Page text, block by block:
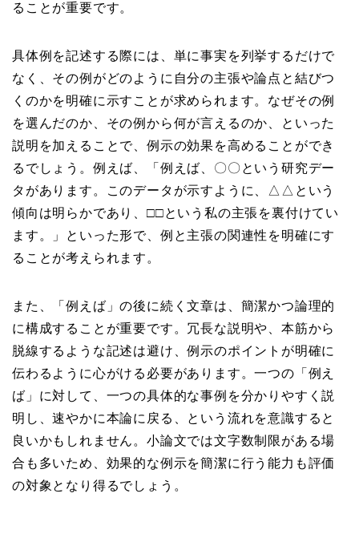
ることが重要です。
具体例を記述する際には、単に事実を列挙するだけで
なく、その例がどのように自分の主張や論点と結びつ
くのかを明確に示すことが求められます。なぜその例
を選んだのか、その例から何が言えるのか、といった
説明を加えることで、例示の効果を高めることができ
るでしょう。例えば、「例えば、〇〇という研究デー
タがあります。このデータが示すように、△△という
傾向は明らかであり、□□という私の主張を裏付けてい
ます。」といった形で、例と主張の関連性を明確にす
ることが考えられます。
また、「例えば」の後に続く文章は、簡潔かつ論理的
に構成することが重要です。冗長な説明や、本筋から
脱線するような記述は避け、例示のポイントが明確に
伝わるように心がける必要があります。一つの「例え
ば」に対して、一つの具体的な事例を分かりやすく説
明し、速やかに本論に戻る、という流れを意識すると
良いかもしれません。小論文では文字数制限がある場
合も多いため、効果的な例示を簡潔に行う能力も評価
の対象となり得るでしょう。